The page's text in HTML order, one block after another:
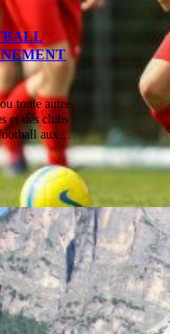
toute autre
et des clubs
football aux…